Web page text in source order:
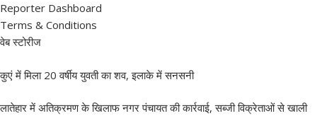
Reporter Dashboard
Terms & Conditions
वेब स्टोरीज
कुएं में मिला 20 वर्षीय युवती का शव, इलाके में सनसनी
लातेहार में अतिक्रमण के खिलाफ नगर पंचायत की कार्रवाई, सब्जी विक्रेताओं से खाली